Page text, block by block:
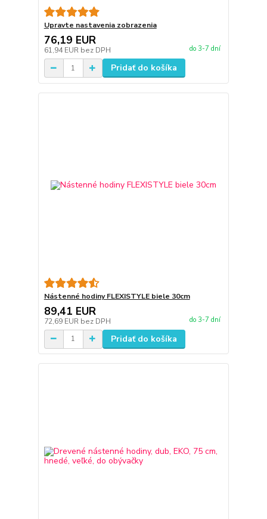
Upravte nastavenia zobrazenia
76,19 EUR
61,94 EUR bez DPH do 3-7 dní
Pridať do košíka
Nástenné hodiny FLEXISTYLE biele 30cm
89,41 EUR
72,69 EUR bez DPH do 3-7 dní
Pridať do košíka